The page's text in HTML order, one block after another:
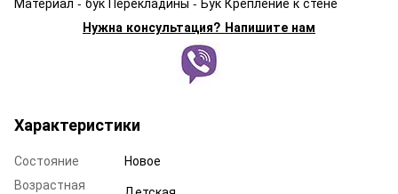
Нужна консультация? Напишите нам
Характеристики
Состояние
Новое
Возрастная